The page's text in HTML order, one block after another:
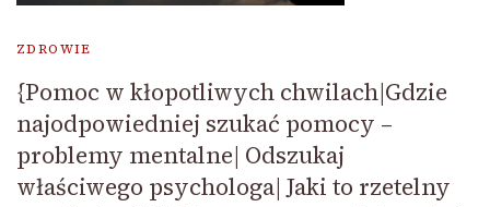
ZDROWIE
{Pomoc w kłopotliwych chwilach|Gdzie
najodpowiedniej szukać pomocy –
problemy mentalne| Odszukaj
właściwego psychologa| Jaki to rzetelny